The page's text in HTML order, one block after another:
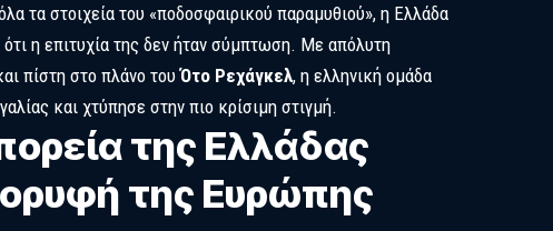
τα στοιχεία του «ποδοσφαιρικού παραμυθιού», η Ελλάδα
η επιτυχία της δεν ήταν σύμπτωση. Με απόλυτη
πίστη στο πλάνο τουΌτο Ρεχάγκελ, η ελληνική ομάδα
και χτύπησε στην πιο κρίσιμη στιγμή.
της Ελλάδας
της Ευρώπης